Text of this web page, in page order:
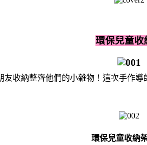
環保兒童收
收納整齊他們的小雜物！這次手作
環保兒童收納